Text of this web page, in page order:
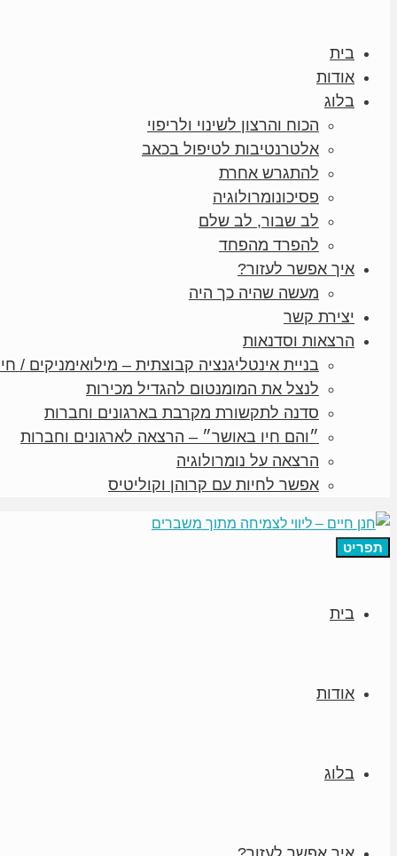
בית
אודות
בלוג
הכוח והרצון לשינוי ולריפוי
אלטרנטיבות לטיפול בכאב
להתגרש אחרת
פסיכונומרולוגיה
לב שבור, לב שלם
להפרד מהפחד
איך אפשר לעזור?
מעשה שהיה כך היה
יצירת קשר
הרצאות וסדנאות
בניית אינטליגנציה קבוצתית – מילואימניקים /
לנצל את המומנטום להגדיל מכירות
סדנה לתקשורת מקרבת בארגונים וחברות
״והם חיו באושר״ – הרצאה לארגונים וחברות
הרצאה על נומרולוגיה
אפשר לחיות עם קרוהן וקוליטיס
תפריט
בית
אודות
בלוג